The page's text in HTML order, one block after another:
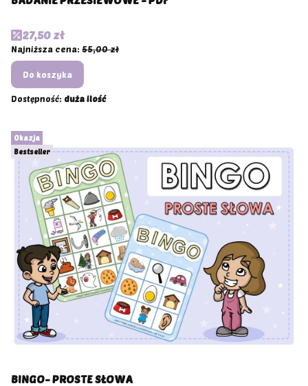
Cena promocyjna
27,50 zł
Najniższa cena: 55,00 zł
Do koszyka
Dostępność: duża ilość
Okazja
Bestseller
BINGO- PROSTE SŁOWA